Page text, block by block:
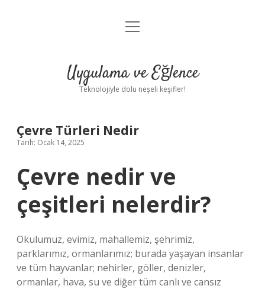
Anasayfa
Yasal Uyarı
menüyü
Uygulama ve Eğlence
Teknolojiyle dolu neşeli keşifler!
Çevre Türleri Nedir
Tarih: Ocak 14, 2025
Çevre nedir ve
çeşitleri nelerdir?
Okulumuz, evimiz, mahallemiz, şehrimiz,
parklarımız, ormanlarımız; burada yaşayan insanlar
ve tüm hayvanlar; nehirler, göller, denizler,
ormanlar, hava, su ve diğer tüm canlı ve cansız